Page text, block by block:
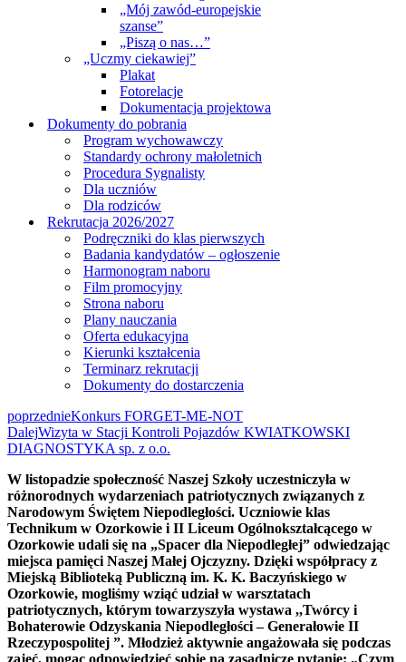
„Mój zawód-europejskie
szanse”
„Piszą o nas…”
„Uczmy ciekawiej”
Plakat
Fotorelacje
Dokumentacja projektowa
Dokumenty do pobrania
Program wychowawczy
Standardy ochrony małoletnich
Procedura Sygnalisty
Dla uczniów
Dla rodziców
Rekrutacja 2026/2027
Podręczniki do klas pierwszych
Badania kandydatów – ogłoszenie
Harmonogram naboru
Film promocyjny
Strona naboru
Plany nauczania
Oferta edukacyjna
Kierunki kształcenia
Terminarz rekrutacji
Dokumenty do dostarczenia
poprzednieKonkurs FORGET-ME-NOT
DalejWizyta w Stacji Kontroli Pojazdów KWIATKOWSKI
DIAGNOSTYKA sp. z o.o.
W listopadzie społeczność Naszej Szkoły uczestniczyła w
różnorodnych wydarzeniach patriotycznych związanych z
Narodowym Świętem Niepodległości. Uczniowie klas
Technikum w Ozorkowie i II Liceum Ogólnokształcącego w
Ozorkowie udali się na „Spacer dla Niepodległej” odwiedzając
miejsca pamięci Naszej Małej Ojczyzny. Dzięki współpracy z
Miejską Biblioteką Publiczną im. K. K. Baczyńskiego w
Ozorkowie, mogliśmy wziąć udział w warsztatach
patriotycznych, którym towarzyszyła wystawa ,,Twórcy i
Bohaterowie Odzyskania Niepodległości – Generałowie II
Rzeczypospolitej ”. Młodzież aktywnie angażowała się podczas
zajęć, mogąc odpowiedzieć sobie na zasadnicze pytanie: „Czym